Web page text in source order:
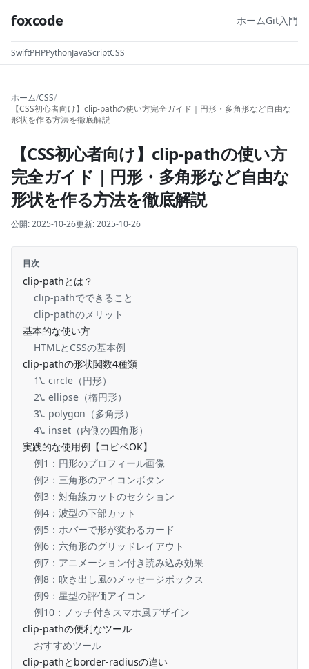
foxcode ホームGit入門
SwiftPHPPythonJavaScriptCSS
ホーム/CSS/
【CSS初心者向け】clip-pathの使い方完全ガイド｜円形・多角形など自由な
形状を作る方法を徹底解説
【CSS初心者向け】clip-pathの使い方
完全ガイド｜円形・多角形など自由な
形状を作る方法を徹底解説
公開:2025-10-26更新:2025-10-26
目次
clip-pathとは？
clip-pathでできること
clip-pathのメリット
基本的な使い方
HTMLとCSSの基本例
clip-pathの形状関数4種類
1\. circle（円形）
2\. ellipse（楕円形）
3\. polygon（多角形）
4\. inset（内側の四角形）
実践的な使用例【コピペOK】
例1：円形のプロフィール画像
例2：三角形のアイコンボタン
例3：対角線カットのセクション
例4：波型の下部カット
例5：ホバーで形が変わるカード
例6：六角形のグリッドレイアウト
例7：アニメーション付き読み込み効果
例8：吹き出し風のメッセージボックス
例9：星型の評価アイコン
例10：ノッチ付きスマホ風デザイン
clip-pathの便利なツール
おすすめツール
clip-pathとborder-radiusの違い